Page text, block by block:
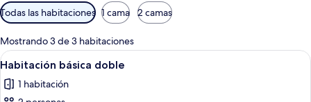
Filtros
disponibles
para
las
habitaciones
Todas las habitaciones 1 cama 2 camas
Mostrando 3 de 3 habitaciones
Abrir
todas
las
Una cama bien hecha con
6
Habitación básica doble
1 habitación